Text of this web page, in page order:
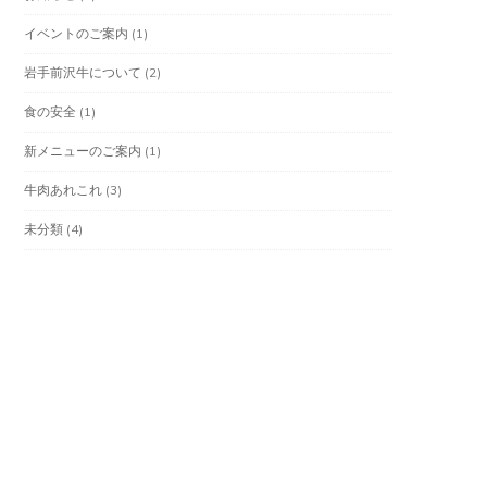
イベントのご案内 (1)
岩手前沢牛について (2)
食の安全 (1)
新メニューのご案内 (1)
牛肉あれこれ (3)
未分類 (4)